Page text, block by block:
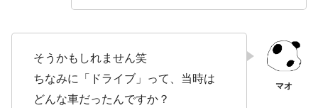
そうかもしれません笑
ちなみに「ドライブ」って、当時は
どんな車だったんですか？